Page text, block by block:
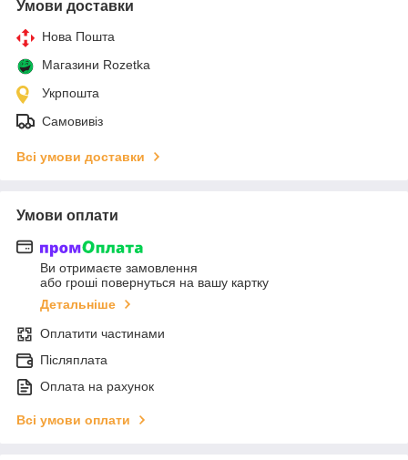
Умови доставки
Нова Пошта
Магазини Rozetka
Укрпошта
Самовивіз
Всі умови доставки
Умови оплати
Ви отримаєте замовлення
або гроші повернуться на вашу картку
Детальніше
Оплатити частинами
Післяплата
Оплата на рахунок
Всі умови оплати